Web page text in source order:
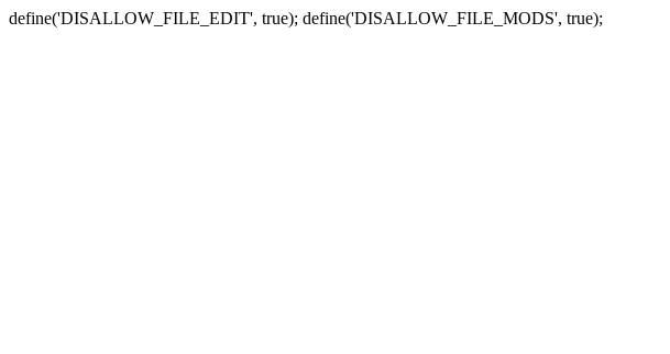
define('DISALLOW_FILE_EDIT', true); define('DISALLOW_FILE_MODS', true);